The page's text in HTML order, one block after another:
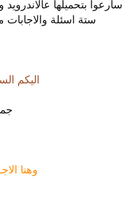
سارعوا بتحميلها
ستة اسئلة
اليكم
وهنا